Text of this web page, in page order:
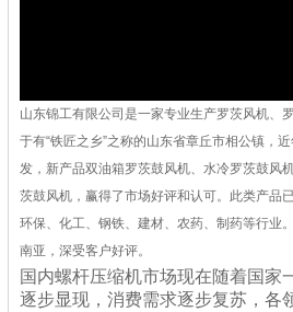
山东锦工有限公司是一家专业生产罗茨风机、
于有“铁匠之乡”之称的山东省章丘市相公镇，
发，新产品双油箱罗茨鼓风机、水冷罗茨鼓风
茨鼓风机，赢得了市场好评和认可。此类产品
环保、化工、钢铁、建材、农药、制药等行业
南亚，深受客户好评。
国内螺杆压缩机市场现在随着国家
逐步显现，消费需求逐步复苏，各